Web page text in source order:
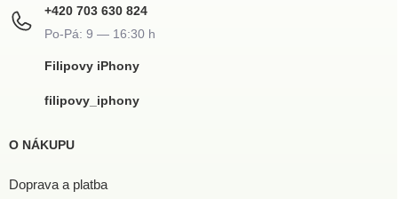
+420 703 630 824
Filipovy iPhony
filipovy_iphony
O NÁKUPU
Doprava a platba